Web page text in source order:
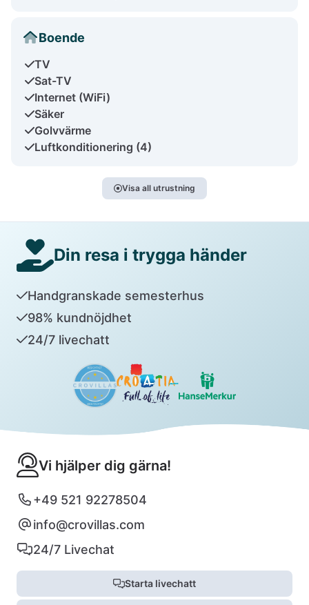
Boende
TV
Sat-TV
Internet (WiFi)
Säker
Golvvärme
Luftkonditionering (4)
Visa all utrustning
Din resa i trygga händer
Handgranskade semesterhus
98% kundnöjdhet
24/7 livechatt
Vi hjälper dig gärna!
+49 521 92278504
info@crovillas.com
24/7 Livechat
Starta livechatt